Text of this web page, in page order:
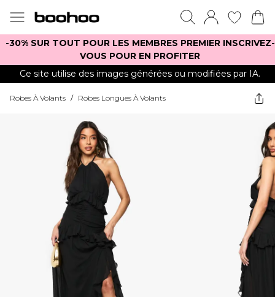
-30% SUR TOUT POUR LES MEMBRES PREMIER INSCRIVEZ-
VOUS POUR EN PROFITER
Ce site utilise des images générées ou modifiées par IA.
Robes À Volants / Robes Longues À Volants